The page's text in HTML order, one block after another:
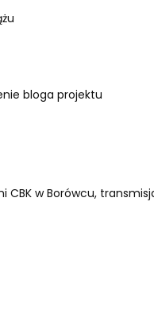
bloga projektu
CBK w Borówcu,